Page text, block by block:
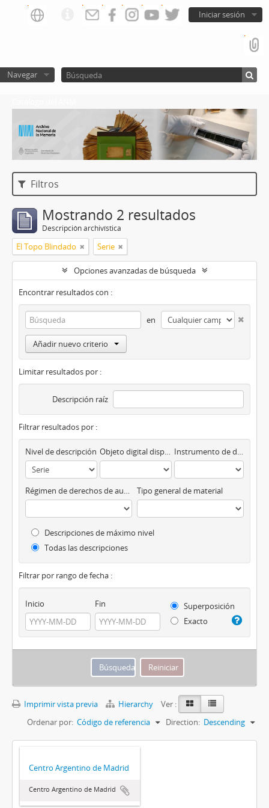
Iniciar sesión
Navegar
Filtros
Mostrando 2 resultados
Descripción archivística
El Topo Blindado Serie
Opciones avanzadas de búsqueda
Encontrar resultados con :
en
Añadir nuevo criterio
Limitar resultados por :
Descripción raíz
Filtrar resultados por :
Nivel de descripción Objeto digital disponibles Instrumento de descripción
Régimen de derechos de autor Tipo general de material
Descripciones de máximo nivel
Todas las descripciones
Filtrar por rango de fecha :
Inicio Fin
Superposición
Exacto
Imprimir vista previa Hierarchy
Ver :
Ordenar por: Código de referencia Direction: Descending
Centro Argentino de Madrid
Centro Argentino de Madrid